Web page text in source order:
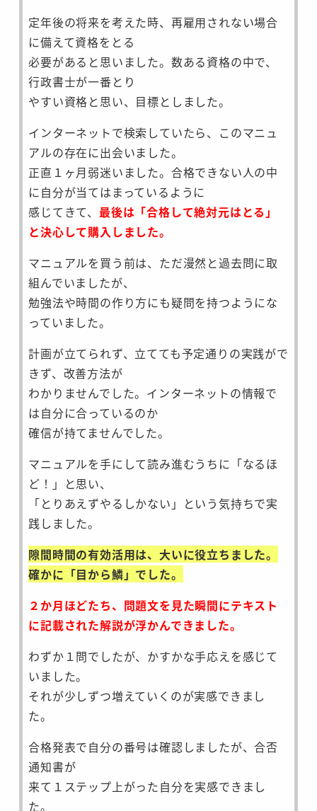
定年後の将来を考えた時、再雇用されない場合
に備えて資格をとる
必要があると思いました。数ある資格の中で、
行政書士が一番とり
やすい資格と思い、目標としました。
インターネットで検索していたら、このマニュ
アルの存在に出会いました。
正直１ヶ月弱迷いました。合格できない人の中
に自分が当てはまっているように
感じてきて、 最後は「合格して絶対元はとる」
と決心して購入しました。
マニュアルを買う前は、ただ漫然と過去問に取
組んでいましたが、
勉強法や時間の作り方にも疑問を持つようにな
っていました。
計画が立てられず、立てても予定通りの実践がで
きず、改善方法が
わかりませんでした。インターネットの情報で
は自分に合っているのか
確信が持てませんでした。
マニュアルを手にして読み進むうちに「なるほ
ど！」と思い、
「とりあえずやるしかない」という気持ちで実
践しました。
隙間時間の有効活用は、大いに役立ちました。
確かに「目から鱗」でした。
２か月ほどたち、問題文を見た瞬間にテキスト
に記載された解説が浮かんできました。
わずか１問でしたが、かすかな手応えを感じて
いました。
それが少しずつ増えていくのが実感できまし
た。
合格発表で自分の番号は確認しましたが、合否
通知書が
来て１ステップ上がった自分を実感できまし
た。